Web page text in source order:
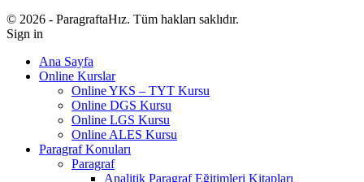
© 2026 - ParagraftaHız. Tüm hakları saklıdır.
Sign in
Ana Sayfa
Online Kurslar
Online YKS – TYT Kursu
Online DGS Kursu
Online LGS Kursu
Online ALES Kursu
Paragraf Konuları
Paragraf
Analitik Paragraf Eğitimleri Kitapları